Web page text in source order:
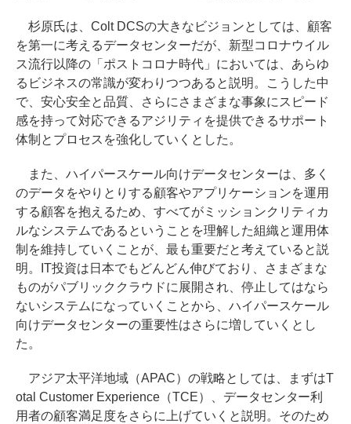
杉原氏は、Colt DCSの大きなビジョンとしては、顧客
を第一に考えるデータセンターだが、新型コロナウイル
ス流行以降の「ポストコロナ時代」においては、あらゆ
るビジネスの常識が変わりつつあると説明。こうした中
で、安心安全と品質、さらにさまざまな事象にスピード
感を持って対応できるアジリティを提供できるサポート
体制とプロセスを強化していくとした。
また、ハイパースケール向けデータセンターは、多く
のデータをやりとりする顧客やアプリケーションを運用
する顧客を抱えるため、すべてがミッションクリティカ
ルなシステムであるということを理解した組織と運用体
制を維持していくことが、最も重要だと考えていると説
明。IT投資は日本でもどんどん伸びており、さまざまな
ものがパブリッククラウドに展開され、停止してはなら
ないシステムになっていくことから、ハイパースケール
向けデータセンターの重要性はさらに増していくとし
た。
アジア太平洋地域（APAC）の戦略としては、まずはT
otal Customer Experience（TCE）、データセンター利
用者の顧客満足度をさらに上げていくと説明。そのため